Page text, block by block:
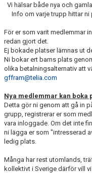
Vi hälsar både nya och
Info om varje trupp hittar ni
För er som varit medlemmar
redan gjort det.
Ej bokade platser lämnas ut
Ni bokar ert barns plats
olika betalningsalternativ att
gffram@telia.com
Nya medlemmar kan boka
Detta gör ni genom att gå in
grupp, registrerar er som
vara inloggade. Om det inte
ni lägga er som "intresserad
ledig plats.
Många har rest utomlands,
kollektivt i Sverige därför vill